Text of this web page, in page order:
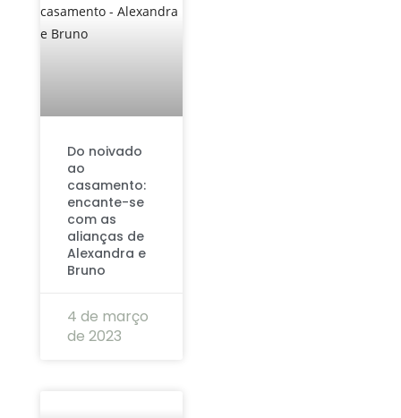
Do noivado
ao
casamento:
encante-se
com as
alianças de
Alexandra e
Bruno
4 de março
de 2023